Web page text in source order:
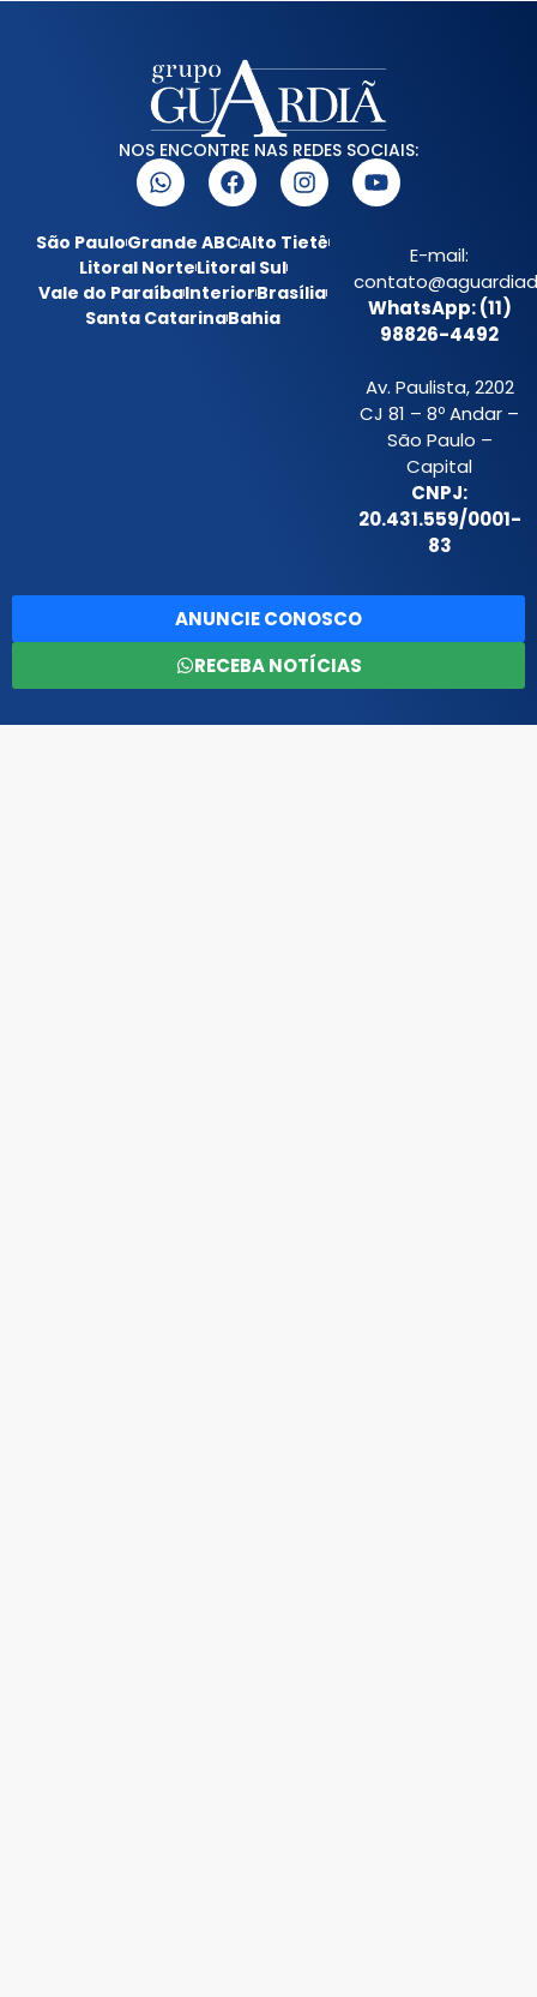
NOS ENCONTRE NAS REDES SOCIAIS:
São PauloGrande ABCAlto Tietê
Litoral NorteLitoral Sul
Vale do ParaíbaInteriorBrasília
Santa CatarinaBahia
E-mail:
WhatsApp: (11)
98826-4492
Av. Paulista, 2202
CJ 81 – 8º Andar –
São Paulo –
Capital
CNPJ:
20.431.559/0001-
83
ANUNCIE CONOSCO
RECEBA NOTÍCIAS